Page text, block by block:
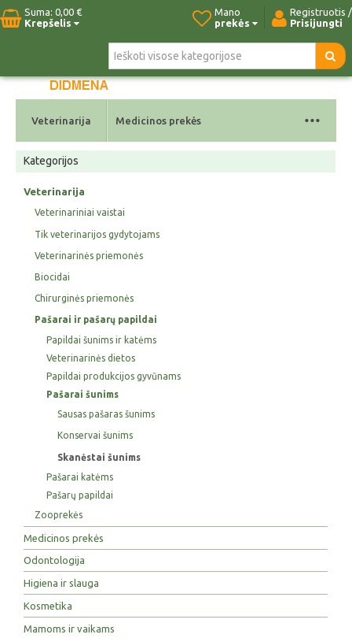
Suma: 0,00 €
Krepšelis
Registruotis /
Prisijungti
Mano
prekės
Pradžia Naujos prekės Kontaktai
Veterinarija Medicinos prekės ...
Kategorijos
Veterinarija
Veterinariniai vaistai
Tik veterinarijos gydytojams
Veterinarinės priemonės
Biocidai
Chirurginės priemonės
Pašarai ir pašarų papildai
Papildai šunims ir katėms
Veterinarinės dietos
Papildai produkcijos gyvūnams
Pašarai šunims
Sausas pašaras šunims
Konservai šunims
Skanėstai šunims
Pašarai katėms
Pašarų papildai
Zooprekės
Medicinos prekės
Odontologija
Higiena ir slauga
Kosmetika
Mamoms ir vaikams